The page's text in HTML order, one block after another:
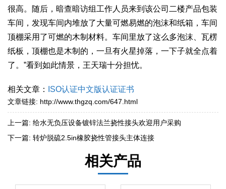
很高。随后，暗查暗访组工作人员来到该公司二楼产品包装
车间，发现车间内堆放了大量可燃易燃的泡沫和纸箱，车间
顶棚采用了可燃的木制材料。车间里放了这么多泡沫、瓦楞
纸板，顶棚也是木制的，一旦有火星掉落，一下子就全点着
了。”看到如此情景，王天瑞十分担忧。
相关文章： ISO认证中文版认证证书
文章链接: http://www.thgzq.com/647.html
上一篇: 给水无负压设备镀锌法兰挠性接头欢迎用户采购
下一篇: 转炉脱硫2.5in橡胶挠性管接头主体连接
相关产品